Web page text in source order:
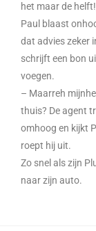
het maar de
Paul blaast
dat advies zeker
schrijft een bon
voegen.
– Maarreh
thuis? De agent
omhoog en kijkt
roept hij uit.
Zo snel als zijn
naar zijn auto.